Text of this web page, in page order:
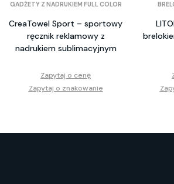
GADŻETY Z NADRUKIEM FULL COLOR
CreaTowel Sport – sportowy
ręcznik reklamowy z
nadrukiem sublimacyjnym
Zapytaj o cenę
Zapytaj o znakowanie